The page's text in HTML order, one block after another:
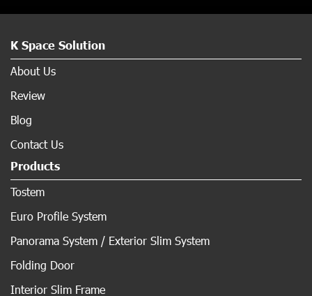
K Space Solution
About Us
Review
Blog
Contact Us
Products
Tostem
Euro Profile System
Panorama System / Exterior Slim System
Folding Door
Interior Slim Frame